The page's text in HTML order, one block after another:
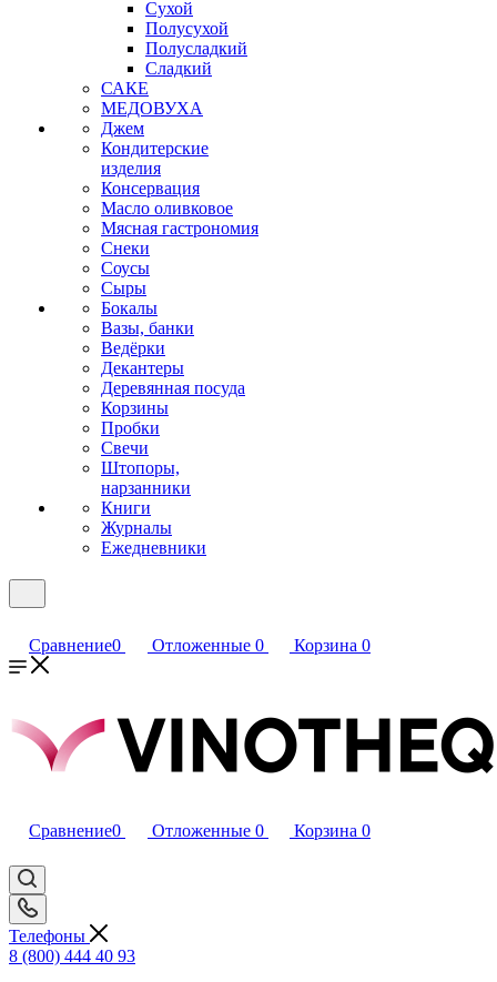
Сухой
Полусухой
Полусладкий
Сладкий
САКЕ
МЕДОВУХА
Джем
Кондитерские
изделия
Консервация
Масло оливковое
Мясная гастрономия
Снеки
Соусы
Сыры
Бокалы
Вазы, банки
Ведёрки
Декантеры
Деревянная посуда
Корзины
Пробки
Свечи
Штопоры,
нарзанники
Книги
Журналы
Ежедневники
Сравнение0 Отложенные 0 Корзина 0
Сравнение0 Отложенные 0 Корзина 0
Телефоны
8 (800) 444 40 93